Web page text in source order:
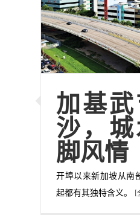
加基
沙，
脚风情
开埠以来新加坡从南
起都有其独特含义。 [